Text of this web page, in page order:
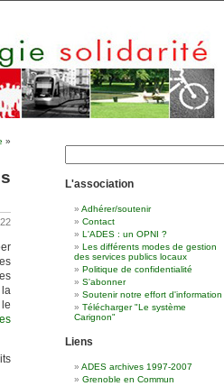
»
la
Rechercher
L'association
Adhérer/soutenir
Contact
L'ADES : un OPNI ?
Les différents modes de gestion
des services publics locaux
Politique de confidentialité
S'abonner
Soutenir notre effort d'information
Télécharger "Le système
Carignon"
Liens
ADES archives 1997-2007
Grenoble en Commun